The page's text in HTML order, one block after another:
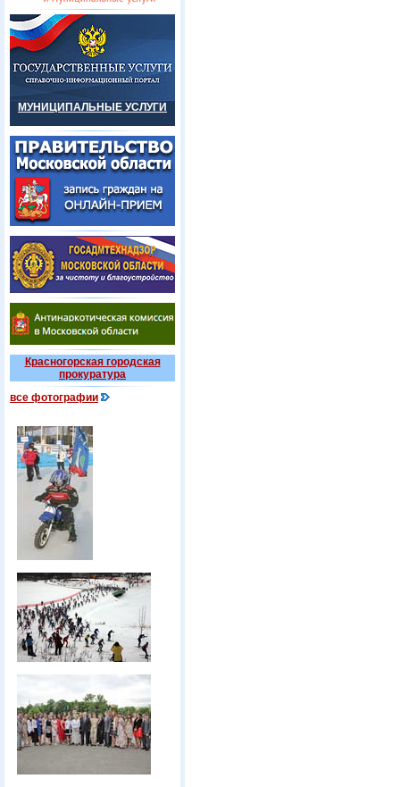
МУНИЦИПАЛЬНЫЕ УСЛУГИ
Красногорская городская
прокуратура
все фотографии